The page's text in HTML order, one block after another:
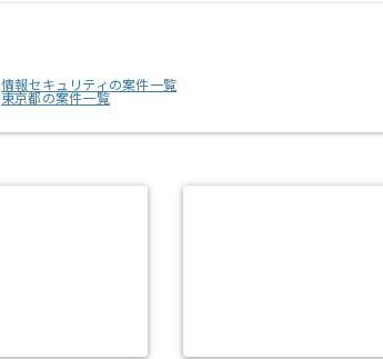
情報セキュリティの案件一覧
東京都の案件一覧